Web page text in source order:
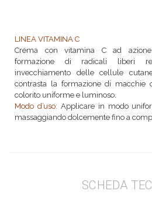
LINEA VITAMINA C
Crema con vitamina C ad
formazione di radicali liberi
invecchiamento delle cellule
contrasta la formazione di macchie
colorito uniforme e luminoso.
Modo d’uso: Applicare in modo
massaggiando dolcemente fino a
SCHEDA